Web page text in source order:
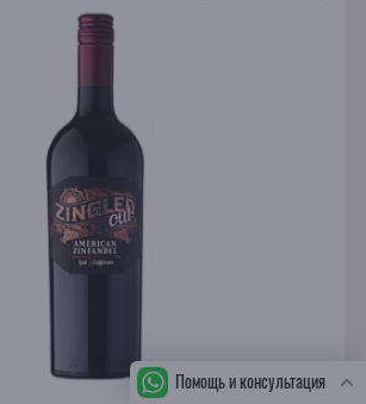
Помощь и консультация